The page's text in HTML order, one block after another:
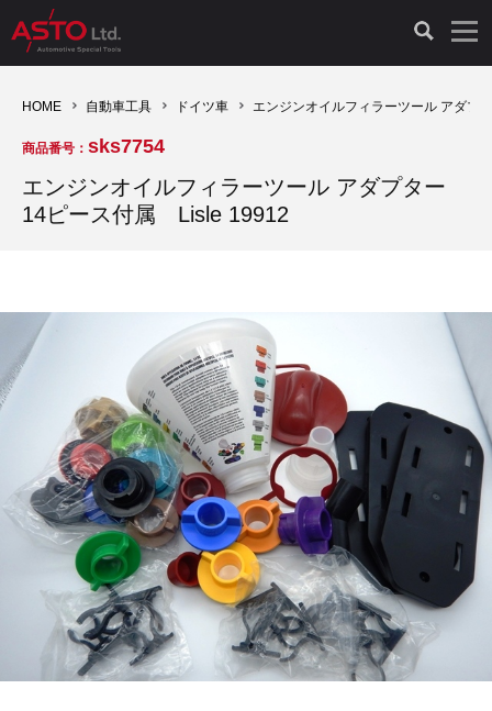
診断機（16）
キープログラマー（4）
ADAS（7）
オプション品（17）
TPMS（4）
その他（9）
診断テスター（10）
キープログラマー（20）
スモークテスター（4）
安定化電源ユニット（8）
バッテリーテスター（4）
古い車両用診断テスター（10）
バイク用診断テスター（7）
その他（20）
HCB TOOLS（45）
AST TOOLS（51）
LASER（39）
ドイツ車（211）
イタリア/フランス車（27）
イギリス車（23）
アメリカ車（15）
スウェーデン車（20）
オシロスコープ（2）
オシロ関連商品（9）
その他（8）
ドイツ車（427）
イタリア/フランス車（145）
アメリカ車（60）
スウェーデン車（45）
日本車（40）
ロシア（8）
ブレーキキャリパーリペアキット（368）
現品修理（77）
リビルト品（58）
コントロールユニット初期化（3）
イモビライザーOFF（1）
その他（6）
オシロスコープ（10）
アクセサリー（13）
HOME 自動車工具 ドイツ車 エンジンオイルフィラーツール アダ
商品番号： sks7754
エンジンオイルフィラーツール アダプター
14ピース付属 Lisle 19912